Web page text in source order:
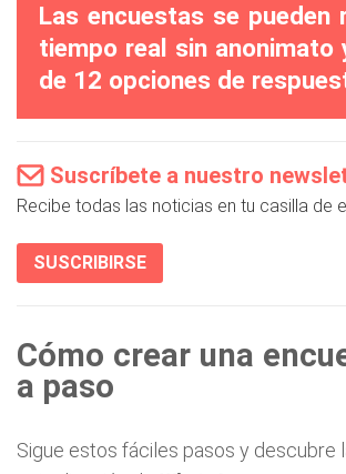
Las encuestas se pueden
tiempo real sin anonimato
de 12 opciones de
Suscríbete a nuestro
Recibe todas las noticias en tu casilla de
SUSCRIBIRSE
Cómo crear una
a paso
Sigue estos fáciles pasos y descubre